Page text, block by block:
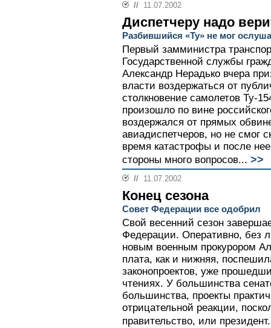
// 11.07.2002
Диспетчеру надо
Разбившийся «Ту» не мог
Первый замминистра
Государственной службы
Александр Нерадько вчера
власти воздержаться от
столкновение самолетов Ту-
произошло по вине
воздержался от прямых
авиадиспетчеров, но не смог
время катастрофы и после
стороны много вопросов... >>
// 11.07.2002
Конец сезона
Совет Федерации все одобрил
Свой весенний сезон
Федерации. Оперативно, без
новым военным прокурором
плата, как и нижняя,
законопроектов, уже
чтениях. У большинства
большинства, проекты
отрицательной реакции,
правительство, или